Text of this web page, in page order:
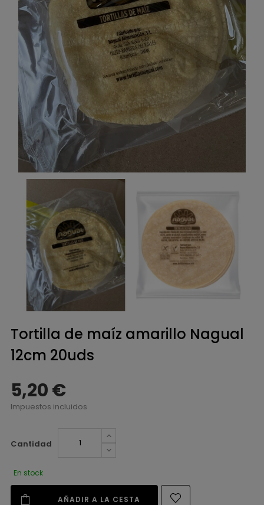
Tortilla de maíz amarillo Nagual
12cm 20uds
5,20 €
Impuestos incluidos
Cantidad
En stock
AÑADIR A LA CESTA